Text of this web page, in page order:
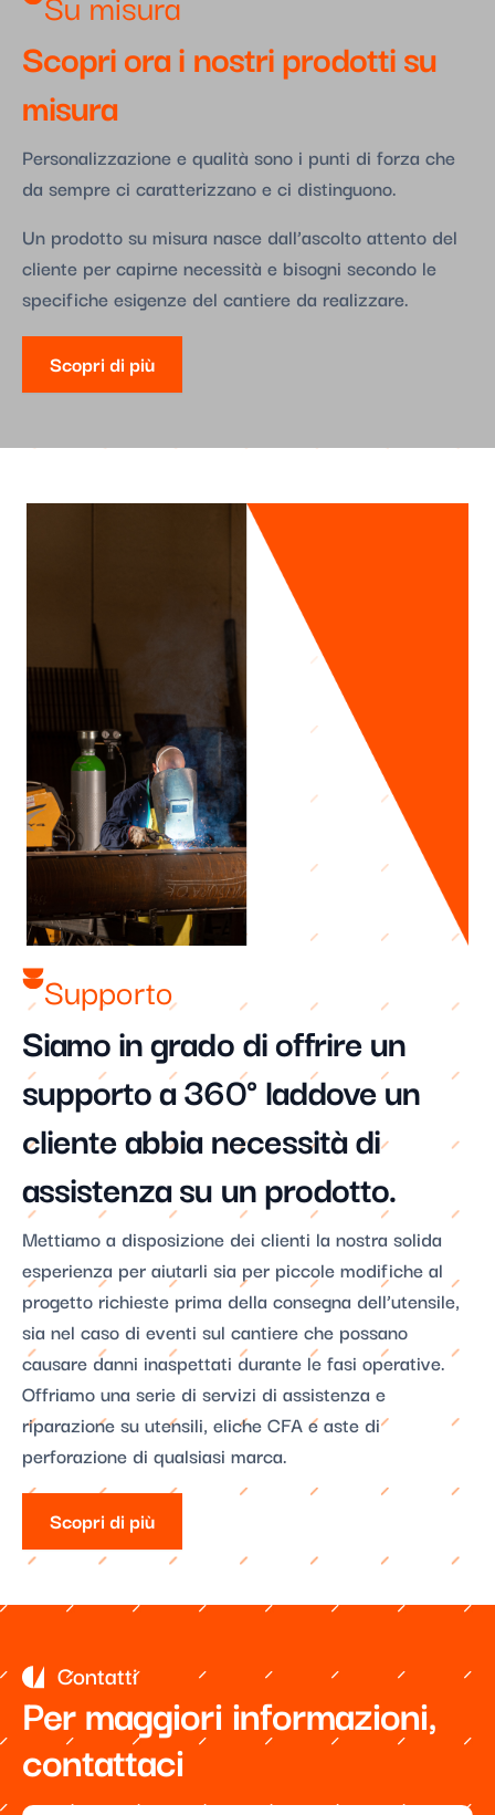
Scopri ora i nostri prodotti su
misura
Personalizzazione e qualità sono i punti di forza che
da sempre ci caratterizzano e ci distinguono.
Un prodotto su misura nasce dall’ascolto attento del
cliente per capirne necessità e bisogni secondo le
specifiche esigenze del cantiere da realizzare.
Scopri di più
Supporto​
Siamo in grado di offrire un
supporto a 360° laddove un
cliente abbia necessità di
assistenza su un prodotto.​
Mettiamo a disposizione dei clienti la nostra solida
esperienza per aiutarli sia per piccole modifiche al
progetto richieste prima della consegna dell’utensile,
sia nel caso di eventi sul cantiere che possano
causare danni inaspettati durante le fasi operative.
Offriamo una serie di servizi di assistenza e
riparazione su utensili, eliche CFA e aste di
perforazione di qualsiasi marca.
Scopri di più
Contatti
Per maggiori informazioni,
contattaci